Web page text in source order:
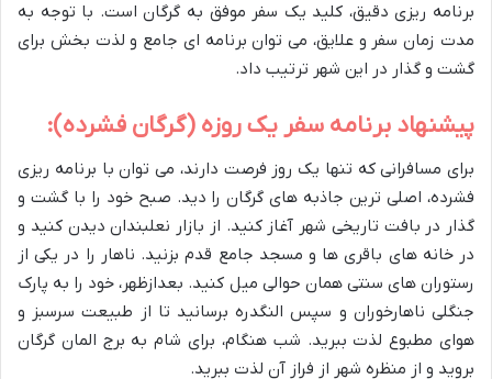
برنامه ریزی دقیق، کلید یک سفر موفق به گرگان است. با توجه به
مدت زمان سفر و علایق، می توان برنامه ای جامع و لذت بخش برای
گشت و گذار در این شهر ترتیب داد.
پیشنهاد برنامه سفر یک روزه (گرگان فشرده):
برای مسافرانی که تنها یک روز فرصت دارند، می توان با برنامه ریزی
فشرده، اصلی ترین جاذبه های گرگان را دید. صبح خود را با گشت و
گذار در بافت تاریخی شهر آغاز کنید. از بازار نعلبندان دیدن کنید و
در خانه های باقری ها و مسجد جامع قدم بزنید. ناهار را در یکی از
رستوران های سنتی همان حوالی میل کنید. بعدازظهر، خود را به پارک
جنگلی ناهارخوران و سپس النگدره برسانید تا از طبیعت سرسبز و
هوای مطبوع لذت ببرید. شب هنگام، برای شام به برج المان گرگان
بروید و از منظره شهر از فراز آن لذت ببرید.